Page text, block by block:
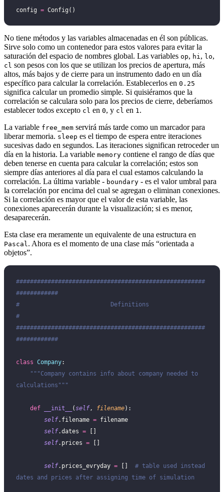
config = Config()
No tiene métodos y las variables almacenadas en él son públicas.
Sirve solo como un contenedor para estos valores para evitar la
saturación del espacio de nombres global. Las variables op, hi , lo,
cl son pesos con los que se utilizan los precios de apertura, más
altos, más bajos y de cierre para un instrumento dado en un día
específico para calcular la correlación. Establecerlos en 0.25
significa calcular un promedio simple. Si quisiéramos que la
correlación se calculara solo para los precios de cierre, deberíamos
establecer todos excepto cl en 0, y cl en 1 .
La variable free_mem servirá más tarde como un marcador para
liberar memoria. sleep es el tiempo de espera entre iteraciones
sucesivas dado en segundos. Las iteraciones significan retroceder un
día en la historia. La variable memory contiene el rango de días que
deben tenerse en cuenta para calcular la correlación; estos son
siempre días anteriores al día para el cual estamos calculando la
correlación. La última variable - boundary - es el valor umbral para
la correlación por encima del cual se agregan o eliminan conexiones.
Si la correlación es mayor que el valor de esta variable, las
conexiones aparecerán durante la visualización; si es menor,
desaparecerán.
Esta clase era meramente un equivalente de una estructura en
Pascal . Ahora es el momento de una clase más “orientada a
objetos”.
######################################################
############
#                          Definitions
#
######################################################
############
class Company:
calculations"""
    def
__init__ (self, filename):
        self
.filename = filename
        self
.dates = []
        self
.prices = []
        self
.prices_evryday = [] # table used instead
dates and prices after assigning time of simulation